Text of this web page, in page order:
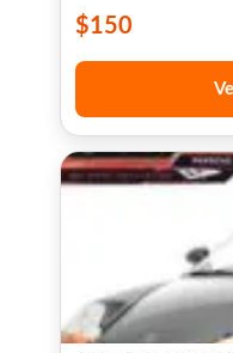
$150